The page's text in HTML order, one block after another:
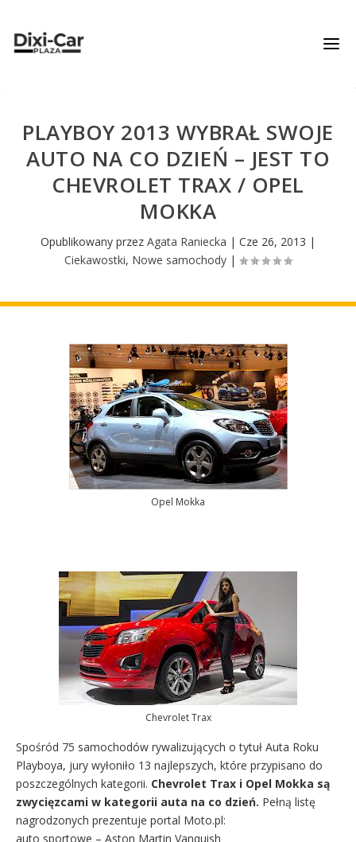
PLAYBOY 2013 WYBRAŁ SWOJE
AUTO NA CO DZIEŃ – JEST TO
CHEVROLET TRAX / OPEL
MOKKA
Opublikowany przez Agata Raniecka | Cze 26, 2013 |
Ciekawostki, Nowe samochody |
Opel Mokka
Chevrolet Trax
Spośród 75 samochodów rywalizujących o tytuł Auta Roku
Playboya, jury wyłoniło 13 najlepszych, które przypisano do
poszczególnych kategorii. Chevrolet Trax i Opel Mokka są
zwycięzcami w kategorii auta na co dzień. Pełną listę
nagrodzonych prezentuje portal Moto.pl:
auto sportowe – Aston Martin Vanquish